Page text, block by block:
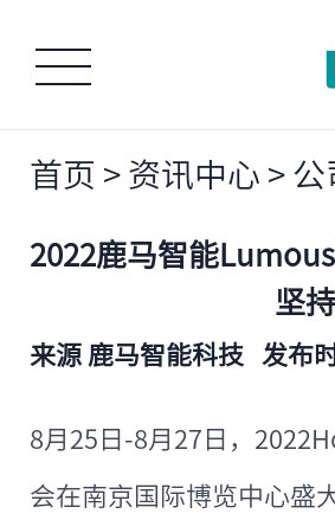
首页 > 资讯中心 > 公
2022鹿马智能
坚
来源 鹿马智能科技 发布
8月25日-8月27日，
会在南京国际博览中心盛